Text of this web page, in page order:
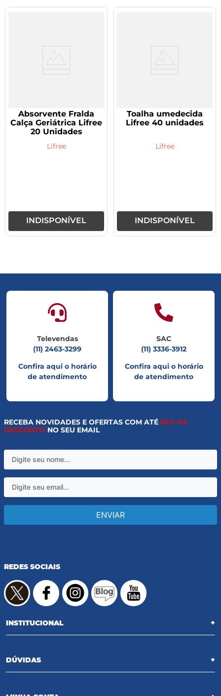
Absorvente Fralda
Calça Geriátrica Lifree
20 Unidades
Lifree
INDISPONÍVEL
Toalha umedecida
Lifree 40 unidades
Lifree
INDISPONÍVEL
Televendas
(11) 2463-3299
Confira aqui o horário
de atendimento
SAC
(11) 3336-3912
Confira aqui o horário
de atendimento
RECEBA NOVIDADES E OFERTAS COM ATÉ 50% DE
DESCONTO NO SEU EMAIL
ENVIAR
REDES SOCIAIS
INSTITUCIONAL +
DÚVIDAS +